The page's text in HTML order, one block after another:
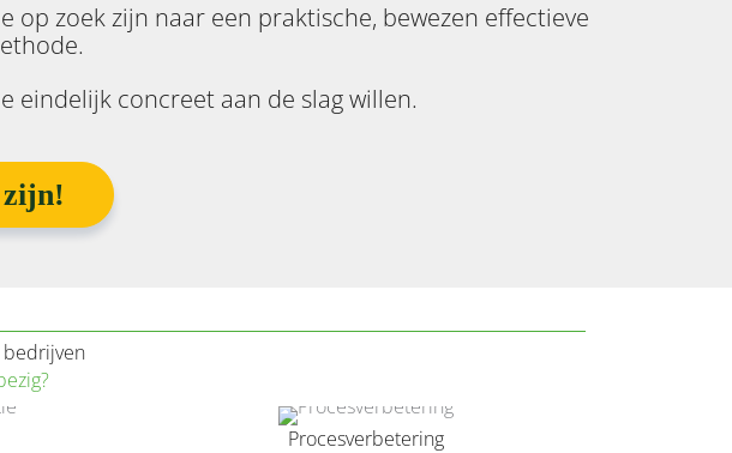
op zoek zijn naar een praktische, bewezen effectieve
eindelijk concreet aan de slag willen.
Procesverbetering